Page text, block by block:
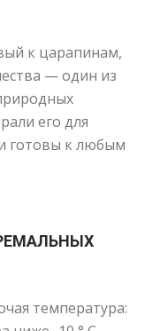
к царапинам,
— один из
его для
готовы к любым
температура: